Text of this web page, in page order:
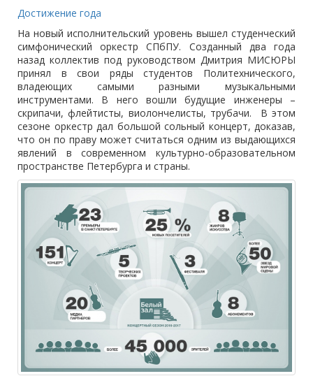
Достижение года
На новый исполнительский уровень вышел студенческий
симфонический оркестр СПбПУ. Созданный два года
назад коллектив под руководством Дмитрия МИСЮРЫ
принял в свои ряды студентов Политехнического,
владеющих самыми разными музыкальными
инструментами. В него вошли будущие инженеры –
скрипачи, флейтисты, виолончелисты, трубачи. В этом
сезоне оркестр дал большой сольный концерт, доказав,
что он по праву может считаться одним из выдающихся
явлений в современном культурно-образовательном
пространстве Петербурга и страны.